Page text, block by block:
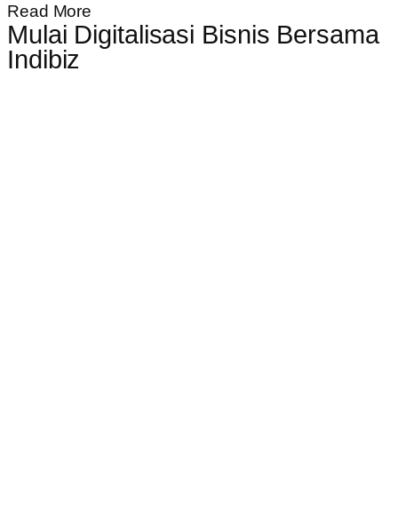
Read More
Mulai Digitalisasi Bisnis Bersama
Indibiz